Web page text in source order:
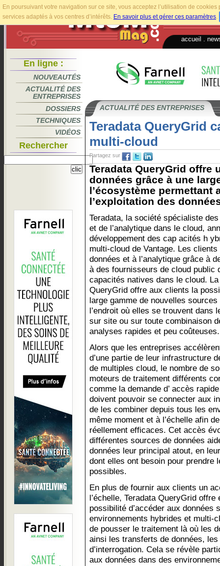
En poursuivant votre navigation sur ce site, vous acceptez l’utilisation de
services adaptés à vos centres d’intérêts. En savoir plus et gérer ces paramètres.
accueil
En ligne :
NOUVEAUTÉS
ACTUALITÉ DES
ENTREPRISES
DOSSIERS
TECHNIQUES
VIDÉOS
Rechercher
ACTUALITÉ DES ENTREPRISES
Teradata QueryGrid
multi-cloud
Partagez sur
Teradata QueryGrid offre
données grâce à une
l’écosystème permettant
l’exploitation des
Teradata, la société spécialiste
et de l’analytique dans le cloud,
développement des cap acités h
multi-cloud de Vantage. Les
données et à l’analytique grâce à
à des fournisseurs de cloud public
capacités natives dans le cloud.
QueryGrid offre aux clients la
large gamme de nouvelles
l’endroit où elles se trouvent dans
sur site ou sur toute combinaison
analyses rapides et peu coûteuses.
Alors que les entreprises
d’une partie de leur infrastructure
de multiples cloud, le nombre de
moteurs de traitement différents
comme la demande d’ accès
doivent pouvoir se connecter aux
de les combiner depuis tous les
même moment et à l’échelle afin
réellement efficaces. Cet accès
différentes sources de données
données leur principal atout, en
dont elles ont besoin pour prendre
possibles.
En plus de fournir aux clients un
l’échelle, Teradata QueryGrid
possibilité d’accéder aux données
environnements hybrides et multi-
de pousser le traitement là où les
ainsi les transferts de données,
d’interrogation. Cela se révèle
aux données dans des